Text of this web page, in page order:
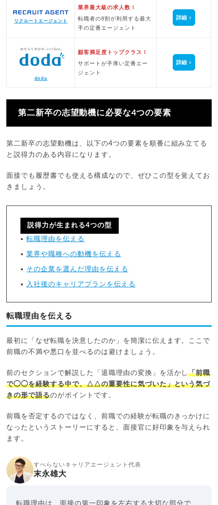
リクルートエージェント
業界最大級の求人数！
転職者の8割が利用する最大
手の定番エージェント
詳細
doda
顧客満足度トップクラス！
サポートが手厚い定番エー
ジェント
詳細
第二新卒の志望動機に必要な4つの要素
第二新卒の志望動機は、以下の4つの要素を順番に組み立てる
と説得力のある内容になります。
面接でも履歴書でも使える構成なので、ぜひこの型を覚えてお
きましょう。
説得力が生まれる4つの型
転職理由を伝える
業界や職種への動機を伝える
その企業を選んだ理由を伝える
入社後のキャリアプランを伝える
転職理由を伝える
最初に「なぜ転職を決意したのか」を簡潔に伝えます。ここで
前職の不満や悪口を並べるのは避けましょう。
前のセクションで解説した「退職理由の変換」を活かし「前職
で◯◯を経験する中で、△△の重要性に気づいた」という気づ
きの形で語るのがポイントです。
前職を否定するのではなく、前職での経験が転職のきっかけに
なったというストーリーにすると、面接官に好印象を与えられ
ます。
すべらないキャリアエージェント代表
末永雄大
転職理由は、面接の第一印象を左右する大切な部分で